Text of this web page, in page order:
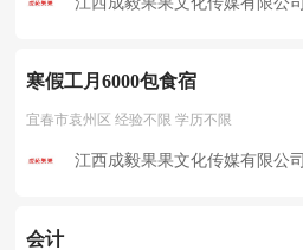
寒假工月6000包食宿
宜春市袁州区 经验不限 学历不限
江西成毅果果文化传媒有限公司
会计